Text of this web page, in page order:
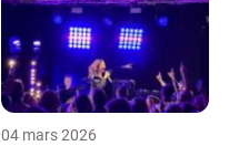
04 mars 2026